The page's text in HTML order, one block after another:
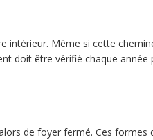
Même si cette
doit être vérifié chaque
de foyer fermé. Ces formes